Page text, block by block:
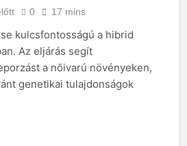
0 17 mins
kulcsfontosságú a hibrid
Az eljárás segít
a nőivarú növényeken,
genetikai tulajdonságok